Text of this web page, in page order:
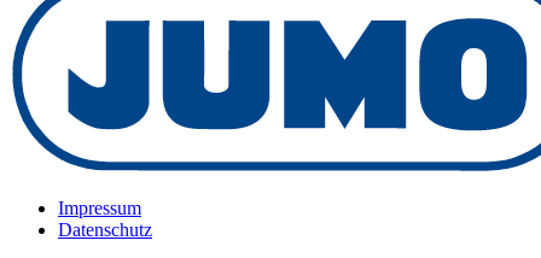
Impressum
Datenschutz